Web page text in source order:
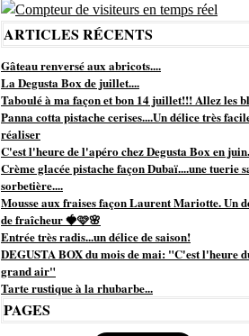
ARTICLES RÉCENTS
Gâteau renversé aux abricots....
La Degusta Box de juillet....
Taboulé à ma façon et bon 14 juillet!!! Allez les
Panna cotta pistache cerises....Un délice très
réaliser
C'est l'heure de l'apéro chez Degusta Box en
Crème glacée pistache façon Dubaï....une tuerie
sorbetière....
Mousse aux fraises façon Laurent Mariotte. Un
de fraîcheur 🍓🩷🌸
Entrée très radis...un délice de saison!
DEGUSTA BOX du mois de mai: "C'est l'heure
grand air"
Tarte rustique à la rhubarbe...
PAGES